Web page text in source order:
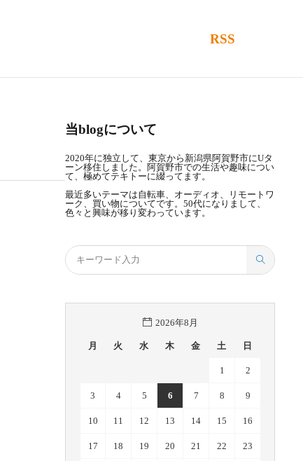
RSS
当blogについて
2020年に独立して、東京から新潟県阿賀野市にUタ
ーン移住しました。阿賀野市での生活や趣味につい
て、極めてテキトーに綴ってます。
最近多いテーマは自転車、オーディオ、リモートワ
ーク、買い物についてです。50代になりまして、
色々と興味が移り変わっています。
2026年8月
月 火 水 木 金 土 日
1 2
3 4 5 6 7 8 9
10 11 12 13 14 15 16
17 18 19 20 21 22 23